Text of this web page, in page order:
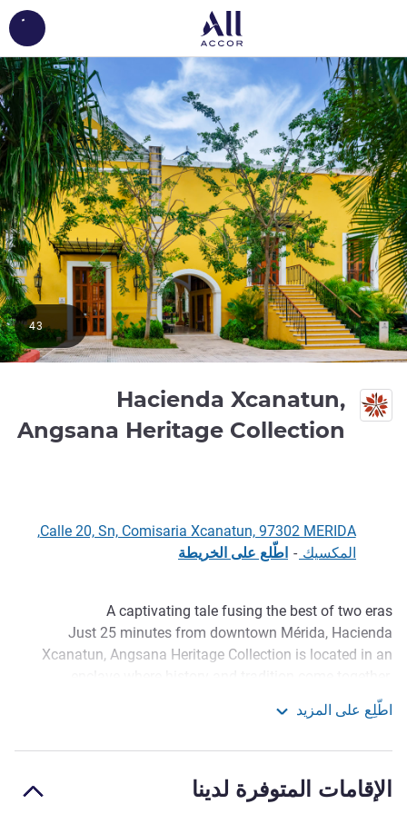
Hacienda Xcanatun,
Angsana Heritage Collection
43
Calle 20, Sn, Comisaria Xcanatun, 97302 MERIDA,
المكسيك - اطّلع على الخريطة
الوصف
A captivating tale fusing the best of two eras
Just 25 minutes from downtown Mérida, Hacienda
Xcanatun, Angsana Heritage Collection is located in an
Restored to its 18th-century grandeur, it is one of the most
iconic henequen (sisal) haciendas in the Yucatan.
brand new, exquisitely designed suites.
اطّلِع على المزيد
الإقامات المتوفرة لدينا